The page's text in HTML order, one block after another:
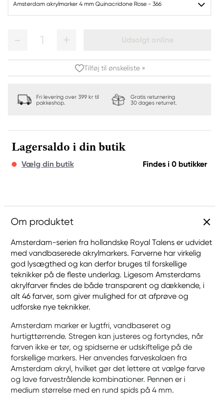
Amsterdam akrylmarker 4 mm Quinacridone Rose - 366
1 Udsolgt online
Tilføj til ønskeliste »
Fri levering over 399 kr til
pakkeshop.
Gratis returnering
30 dages returret.
Lagersaldo i din butik
Vælg din butik Findes i 0 butikker
Om produktet
Amsterdam-serien fra hollandske Royal Talens er udvidet
med vandbaserede akrylmarkers. Farverne har virkelig
god lysægthed og kan derfor bruges til forskellige
teknikker på de fleste underlag. Ligesom Amsterdams
akrylfarver findes de både transparent og dækkende, i
alt 46 farver, som giver mulighed for at afprøve og
udforske nye teknikker.
Amsterdam marker er lugtfri, vandbaseret og
hurtigttørrende. Stregen kan justeres og fortyndes, når
farven ikke er tør, og spidserne er udskiftelige på de
forskellige markers. Her anvendes farveskalaen fra
Amsterdam akryl, hvilket gør det lettere at vælge farve
og lave farvestrålende kombinationer. Pennen er i
medium størrelse med en rund spids på 4 mm.